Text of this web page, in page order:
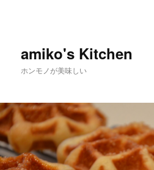
amiko's Kitchen
ホンモノが美味しい